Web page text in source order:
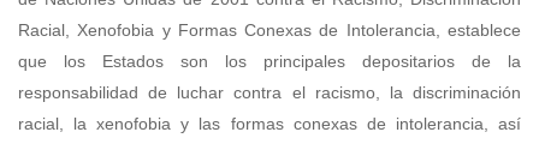
Racial, Xenofobia y Formas Conexas de Intolerancia, establece
que los Estados son los principales depositarios de la
responsabilidad de luchar contra el racismo, la discriminación
racial, la xenofobia y las formas conexas de intolerancia, así